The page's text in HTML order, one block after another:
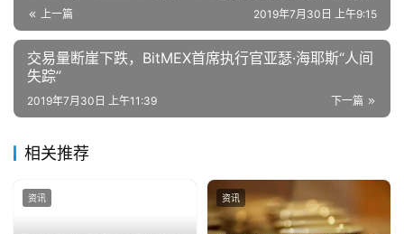
上一篇 2019年7月30日 上午9:15
交易量断崖下跌，BitMEX首席执行官亚瑟·海耶斯“人间
失踪”
下一篇
2019年7月30日 上午11:39
相关推荐
资讯 资讯